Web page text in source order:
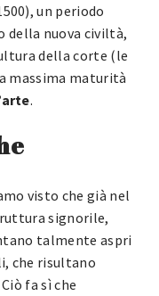
un periodo
della nuova civiltà,
della corte (le
massima maturità
.
visto che già nel
signorile,
talmente aspri
che risultano
fa sì che